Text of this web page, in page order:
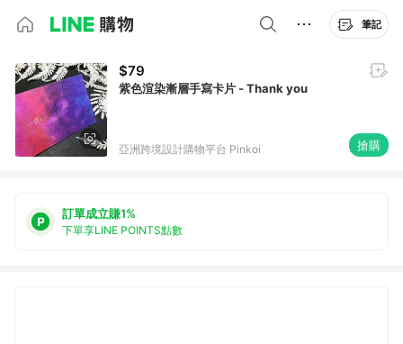
筆記
$79
紫色渲染漸層手寫卡片 - Thank you
亞洲跨境設計購物平台 Pinkoi 搶購
訂單成立賺1%
下單享LINE POINTS點數